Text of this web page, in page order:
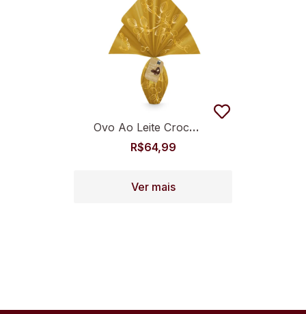
Ovo Ao Leite Crocante 350g
R$64,99
Ver mais